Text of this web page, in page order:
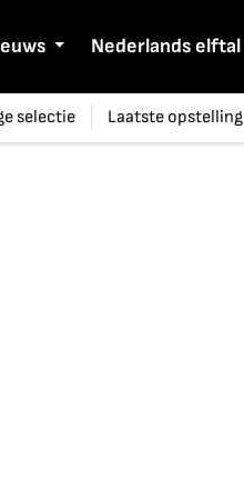
Nederlands elftal
selectie Laatste opstelling